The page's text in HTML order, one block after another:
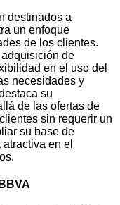
destinados a
un enfoque
de los clientes.
de
en el uso del
necesidades y
su
de las ofertas de
sin requerir un
su base de
en el